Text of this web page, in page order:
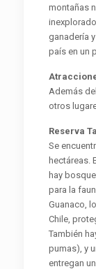
montañas
ganadería
país en un
Además
otros
Reserva
Se
hectáreas.
hay
para la
Guanaco,
Chile,
También
pumas), y
entregan